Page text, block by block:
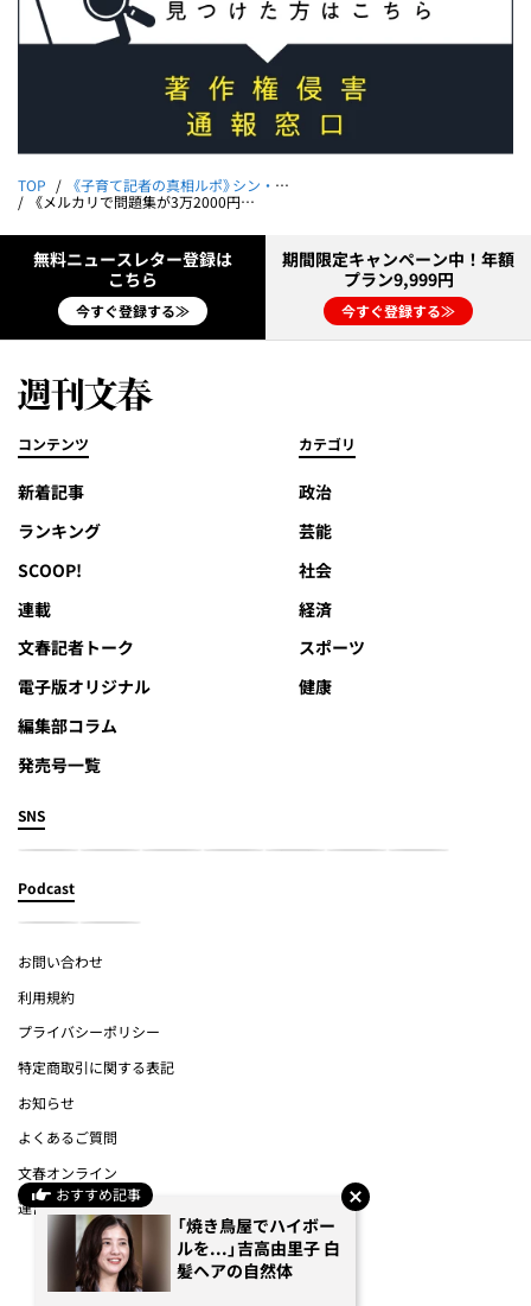
おすすめ記事
「焼き鳥屋でハイボー
ルを...」吉高由里子 白
髪ヘアの自然体
TOP 《子育て記者の真相ルポ》シン・お受験戦争
《メルカリで問題集が3万2000円、noteで慶應義塾幼稚舎用の“教材”が19万円……》ネットで売買される“お受験情報”は本当に使えるのか？
無料ニュースレター登録は
こちら
今すぐ登録する≫
期間限定キャンペーン中！年額
プラン9,999円
今すぐ登録する≫
コンテンツ
新着記事
ランキング
SCOOP!
連載
文春記者トーク
電子版オリジナル
編集部コラム
発売号一覧
カテゴリ
政治
芸能
社会
経済
スポーツ
健康
SNS
Podcast
お問い合わせ
利用規約
プライバシーポリシー
特定商取引に関する表記
お知らせ
よくあるご質問
文春オンライン
運営会社
(c) Bungeishunju Ltd.